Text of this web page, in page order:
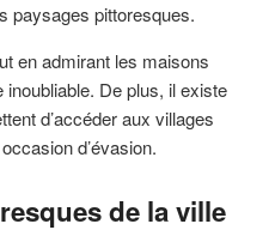
paysages pittoresques.
en admirant les maisons
De plus, il existe
d’accéder aux villages
d’évasion.
de la ville